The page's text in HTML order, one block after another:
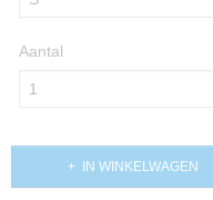
Aantal
IN WINKELWAGEN